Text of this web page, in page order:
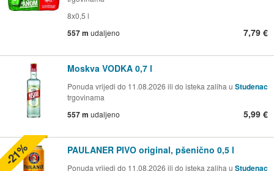
8x0,5 l
557 m udaljeno 7,79 €
Moskva VODKA 0,7 l
Ponuda vrijedi do 11.08.2026 ili do isteka zaliha u Studenac
trgovinama
557 m udaljeno 5,99 €
PAULANER PIVO original, pšenično 0,5 l
Ponuda vrijedi do 11.08.2026 ili do isteka zaliha u Studenac
-21%